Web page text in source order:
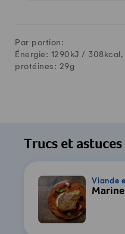
Par portion:
Énergie: 1290kJ / 308
protéines: 29g
Trucs et astuces
Viande